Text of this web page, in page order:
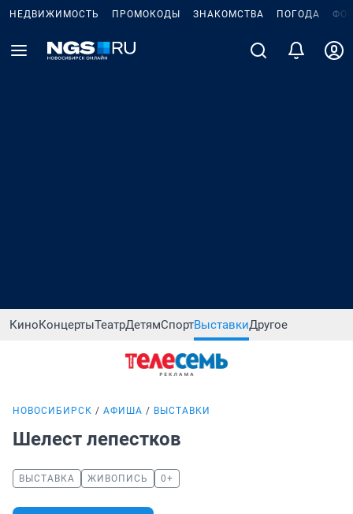
НЕДВИЖИМОСТЬ ПРОМОКОДЫ ЗНАКОМСТВА ПОГОДА
КиноКонцертыТеатрДетямСпортВыставкиДругое
НОВОСИБИРСК АФИША ВЫСТАВКИ
Шелест лепестков
ВЫСТАВКА ЖИВОПИСЬ 0+